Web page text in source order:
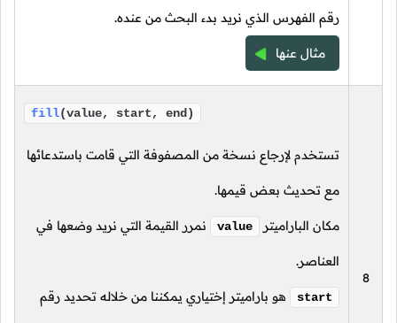
رقم الفهرس الذي نريد بدء البحث من عنده.
مثال عنها
8
fill(value, start, end)
تستخدم لإرجاع نسخة من المصفوفة التي قامت باستدعائها
مع تحديث بعض قيمها.
مكان الباراميتر value نمرر القيمة التي نريد وضعها في
العناصر.
start هو باراميتر إختياري يمكننا من خلاله تحديد رقم